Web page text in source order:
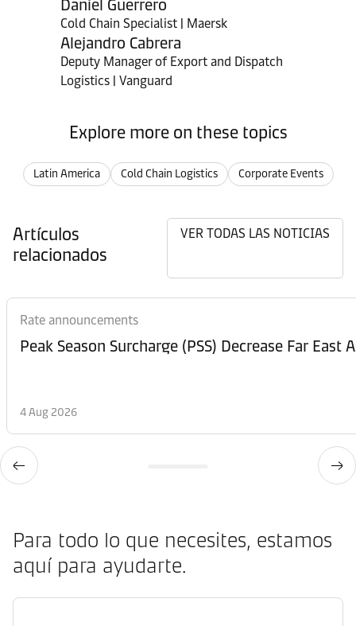
Daniel Guerrero
Cold Chain Specialist | Maersk
Alejandro Cabrera
Deputy Manager of Export and Dispatch
Logistics | Vanguard
Explore more on these topics
Latin America Cold Chain Logistics Corporate Events
Artículos
relacionados
VER TODAS LAS NOTICIAS
Rate announcements
Peak Season Surcharge (PSS) Decrease Far
4 Aug 2026
Para todo lo que necesites, estamos
aquí para ayudarte.